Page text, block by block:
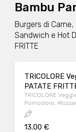
Bambu
Burgers di
Sandwich e Hot
FRITTE
TRICOLORE
PATATE
TRICOLORE
Pomodoro,
Basilico, Olio Evo.
l'aggiunta della
150 gr. )!
13.00 €